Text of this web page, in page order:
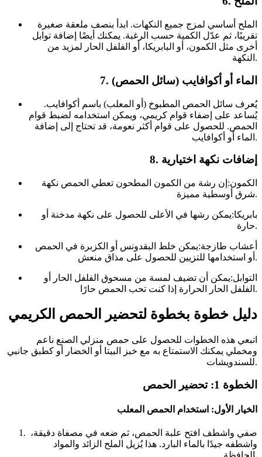
الملح أساسي لمزج جميع النكهات. ابدأ بنصف ملعقة صغيرة
تقريبًا، ثم عدّل الكمية حسب الرغبة. يمكنك أيضًا إضافة توابل
أخرى مثل الكمون، أو البابريكا، أو الفلفل الحار لمزيد من
النكهة.
7. الماء أو أكوافايب (سائل الحمص)
يُعرف سائل الحمص المطبوخ (أو المعلب) باسم أكوافايب.
يُساعد على إضفاء قوام كريمي، ويمكن استخدامه لضبط قوام
الحمص. للحصول على قوام أكثر نعومة، قد تحتاج إلى إضافة
الماء أو أكوافايب.
8. إضافات نكهة اختيارية
الكمون:إن رشة من الكمون المطحون تعطي الحمص نكهة
شرق أوسطية مميزة.
بابريكا:يمكن رشها في الأعلى للحصول على نكهة مدخنة أو
حارة.
أعشاب طازجة:يمكن خلط البقدونس أو الكزبرة في الحمص
أو استخدامها للتزيين للحصول على مذاق منعش.
التوابل:يمكن أن تضيف لمسة من مسحوق الفلفل الحار أو
الفلفل الحار الحرارة إذا كنت تحب الحمص حارًا.
دليل خطوة بخطوة لتحضير الحمص الكريمي
اتبعي هذه الخطوات للحصول على حمص منزلي الصنع ناعم
ومخملي يمكنك الاستمتاع به مع خبز البيتا أو الخضار أو كطبق جانبي
للسندويشات.
الخطوة 1: تحضير الحمص
الخيار الأول: استخدام الحمص المعلب
صفي واشطف افتح علبة الحمص، ثم ضعه في مصفاة دقيقة،
واشطفه جيدًا بالماء البارد. هذا يُزيل الملح الزائد والمواد
الحافظة.